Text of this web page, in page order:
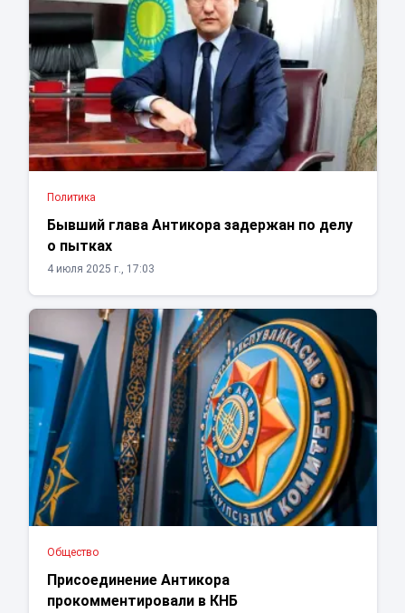
Политика
Бывший глава Антикора задержан по делу
о пытках
4 июля 2025 г., 17:03
Общество
Присоединение Антикора
прокомментировали в КНБ